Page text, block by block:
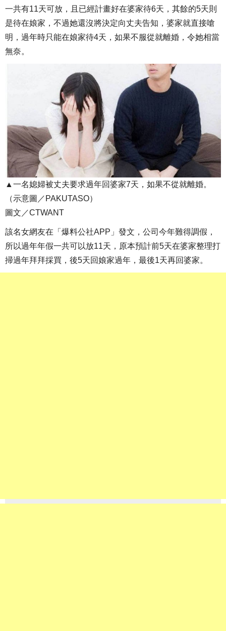
一共有11天可放，且已經計畫好在婆家待6天，其餘的5天則
是待在娘家，不過她還沒將決定向丈夫告知，婆家就直接嗆
明，過年時只能在娘家待4天，如果不服從就離婚，令她相當
無奈。
▲一名媳婦被丈夫要求過年回婆家7天，如果不從就離婚。
（示意圖／PAKUTASO）
圖文／CTWANT
該名女網友在「爆料公社APP」發文，公司今年難得調假，
所以過年年假一共可以放11天，原本預計前5天在婆家整理打
掃過年拜拜採買，後5天回娘家過年，最後1天再回婆家。